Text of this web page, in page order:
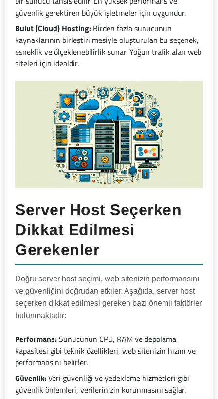
güvenlik gerektiren büyük işletmeler için uygundur.
Bulut (Cloud) Hosting: Birden fazla sunucunun
kaynaklarının birleştirilmesiyle oluşturulan bu seçenek,
esneklik ve ölçeklenebilirlik sunar. Yoğun trafik alan web
siteleri için idealdir.
Server Host Seçerken
Dikkat Edilmesi
Gerekenler
Doğru server host seçimi, web sitenizin performansını
ve güvenliğini doğrudan etkiler. Aşağıda, server host
seçerken dikkat edilmesi gereken bazı önemli faktörler
bulunmaktadır:
Performans:Sunucunun CPU, RAM ve depolama
kapasitesi gibi teknik özellikleri, web sitenizin hızını ve
performansını belirler.
Güvenlik:Veri güvenliği ve yedekleme hizmetleri gibi
güvenlik önlemleri, verilerinizin korunmasını sağlar.